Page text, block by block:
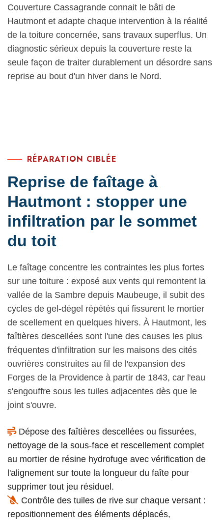
Couverture Cassagrande connait le bâti de
Hautmont et adapte chaque intervention à la réalité
de la toiture concernée, sans travaux superflus. Un
diagnostic sérieux depuis la couverture reste la
seule façon de traiter durablement un désordre sans
reprise au bout d'un hiver dans le Nord.
RÉPARATION CIBLÉE
Reprise de faîtage à
Hautmont : stopper une
infiltration par le sommet
du toit
Le faîtage concentre les contraintes les plus fortes
sur une toiture : exposé aux vents qui remontent la
vallée de la Sambre depuis Maubeuge, il subit des
cycles de gel-dégel répétés qui fissurent le mortier
de scellement en quelques hivers. À Hautmont, les
faîtières descellées sont l'une des causes les plus
fréquentes d'infiltration sur les maisons des cités
ouvrières construites au fil de l'expansion des
Forges de la Providence à partir de 1843, car l'eau
s'engouffre sous les tuiles adjacentes dès que le
joint s'ouvre.
Dépose des faîtières descellées ou fissurées,
nettoyage de la sous-face et rescellement complet
au mortier de résine hydrofuge avec vérification de
l'alignement sur toute la longueur du faîte pour
supprimer tout jeu résiduel.
Contrôle des tuiles de rive sur chaque versant :
repositionnement des éléments déplacés,